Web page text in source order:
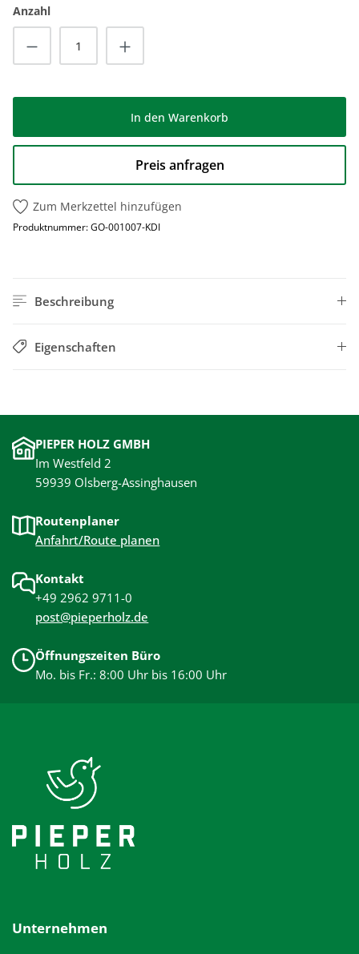
Anzahl
Produkt Anzahl: Gib den gewünschten
In den Warenkorb
Preis anfragen
Zum Merkzettel hinzufügen
Produktnummer:GO-001007-KDI
Beschreibung
Eigenschaften
PIEPER HOLZ GMBH
Im Westfeld 2
59939 Olsberg-Assinghausen
Routenplaner
Anfahrt/Route planen
Kontakt
+49 2962 9711-0
post@pieperholz.de
Öffnungszeiten Büro
Mo. bis Fr.: 8:00 Uhr bis 16:00 Uhr
Unternehmen